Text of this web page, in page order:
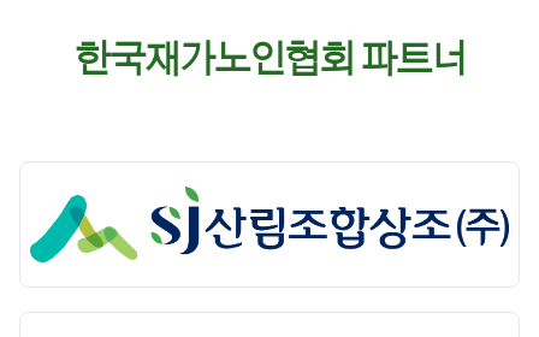
한국재가노인협회 파트너